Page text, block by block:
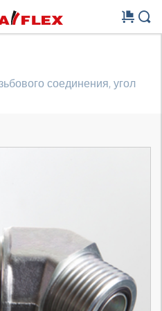
соединения, угол
модель